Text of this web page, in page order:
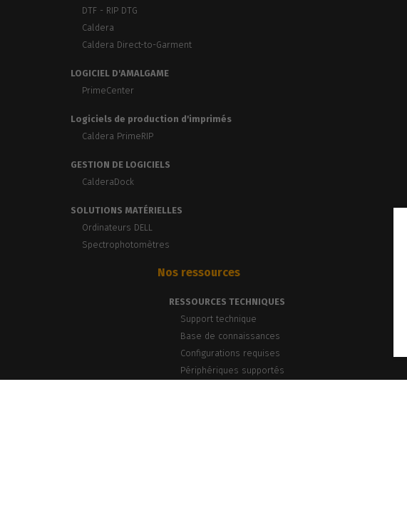
DTF - RIP DTG
Caldera
Caldera Direct-to-Garment
LOGICIEL D'AMALGAME
PrimeCenter
Logiciels de production d'imprimés
Caldera PrimeRIP
GESTION DE LOGICIELS
CalderaDock
SOLUTIONS MATÉRIELLES
Ordinateurs DELL
Spectrophotomètres
Nos ressources
RESSOURCES TECHNIQUES
Support technique
Base de connaissances
Configurations requises
Périphériques supportés